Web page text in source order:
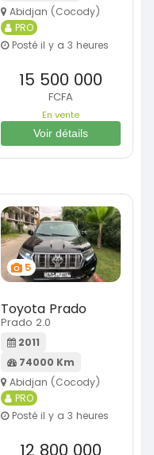
Abidjan (Cocody)
PRO
Posté il y a 3 heures
15 500 000
FCFA
En vente
Voir détails
5
Toyota Prado
Prado 2.0
2011
74000 Km
Abidjan (Cocody)
PRO
Posté il y a 3 heures
12 800 000